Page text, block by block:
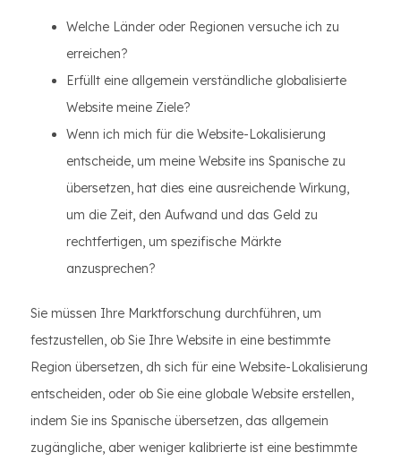
Welche Länder oder Regionen versuche ich zu
erreichen?
Erfüllt eine allgemein verständliche globalisierte
Website meine Ziele?
Wenn ich mich für die Website-Lokalisierung
entscheide, um meine Website ins Spanische zu
übersetzen, hat dies eine ausreichende Wirkung,
um die Zeit, den Aufwand und das Geld zu
rechtfertigen, um spezifische Märkte
anzusprechen?
Sie müssen Ihre Marktforschung durchführen, um
festzustellen, ob Sie Ihre Website in eine bestimmte
Region übersetzen, dh sich für eine Website-Lokalisierung
entscheiden, oder ob Sie eine globale Website erstellen,
indem Sie ins Spanische übersetzen, das allgemein
zugängliche, aber weniger kalibrierte ist eine bestimmte